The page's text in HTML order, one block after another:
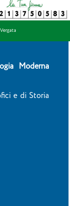
Moderna
e di Storia